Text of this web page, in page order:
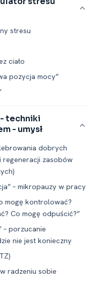
stresu
ciało
pozycja mocy”
-⁠ techniki
-⁠ umysł
dobrych
regeneracji zasobów
– mikropauzy w pracy
mogę kontrolować?
Co mogę odpuścić?”
– porzucanie
nie jest konieczny
radzeniu sobie